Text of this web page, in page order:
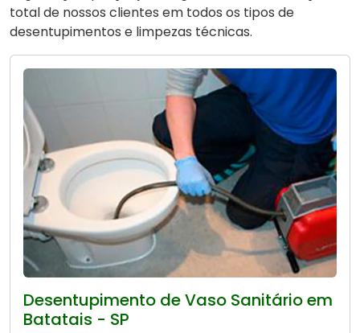
total de nossos clientes em todos os tipos de
desentupimentos e limpezas técnicas.
Desentupimento de Vaso Sanitário em
Batatais - SP